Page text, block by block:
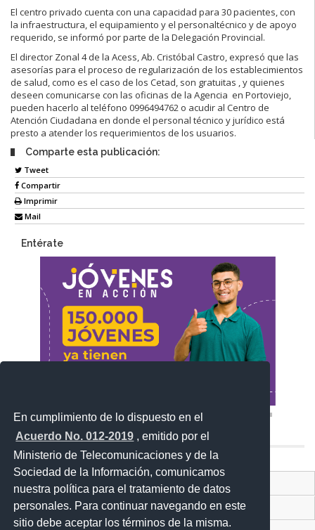
En cumplimiento de lo dispuesto en el
Acuerdo No. 012-2019 , emitido por el
Ministerio de Telecomunicaciones y de la
Sociedad de la Información, comunicamos
nuestra política para el tratamiento de datos
personales. Para continuar navegando en este
sitio debe aceptar los términos de la misma.
El centro privado cuenta con una capacidad para 30 pacientes, con
la infraestructura, el equipamiento y el personaltécnico y de apoyo
requerido, se informó por parte de la Delegación Provincial.
El director Zonal 4 de la Acess, Ab. Cristóbal Castro, expresó que las
asesorías para el proceso de regularización de los establecimientos
de salud, como es el caso de los Cetad, son gratuitas , y quienes
deseen comunicarse con las oficinas de la Agencia en Portoviejo,
pueden hacerlo al teléfono 0996494762 o acudir al Centro de
Atención Ciudadana en donde el personal técnico y jurídico está
presto a atender los requerimientos de los usuarios.
Comparte esta publicación:
Tweet
Compartir
Imprimir
Mail
Entérate
Contacto Ciudadano Digital
Portal Trámites Ciudadanos